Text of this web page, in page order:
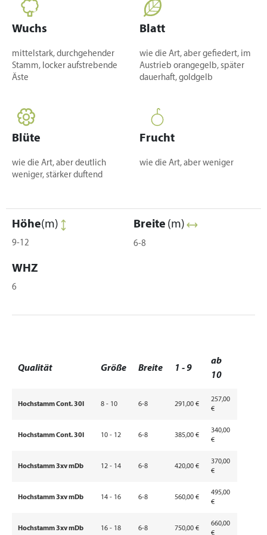
Wuchs
mittelstark, durchgehender
Stamm, locker aufstrebende
Äste
Blatt
wie die Art, aber gefiedert, im
Austrieb orangegelb, später
dauerhaft, goldgelb
Blüte
wie die Art, aber deutlich
weniger, stärker duftend
Frucht
wie die Art, aber weniger
Höhe(m)
9-12
Breite (m)
6-8
WHZ
6
Qualität Größe Breite 1 - 9
ab
10
Hochstamm Cont. 30l 8 - 10 6-8 291,00 €
257,00
€
Hochstamm Cont. 30l 10 - 12 6-8 385,00 €
340,00
€
Hochstamm 3xv mDb 12 - 14 6-8 420,00 €
370,00
€
Hochstamm 3xv mDb 14 - 16 6-8 560,00 €
495,00
€
Hochstamm 3xv mDb 16 - 18 6-8 750,00 €
660,00
€